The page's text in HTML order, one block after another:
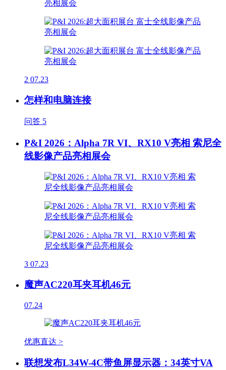
2 07.23
怎样和电脑连接
问答 5
P&I 2026：Alpha 7R VI、RX10 V亮相 索尼全
线影像产品亮相展会
3 07.23
魔声AC220耳夹耳机46元
07.24
优惠直达 >
联想发布L34W-4C带鱼屏显示器：34英寸VA